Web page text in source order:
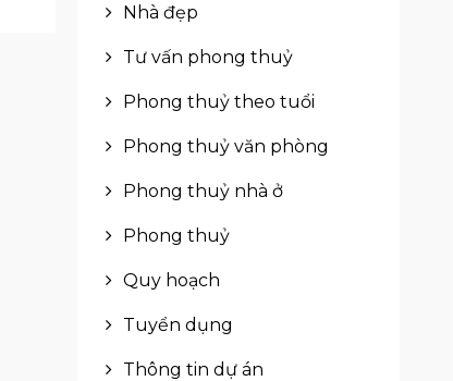
Nhà đẹp
Tư vấn phong thuỷ
Phong thuỷ theo tuổi
Phong thuỷ văn phòng
Phong thuỷ nhà ở
Phong thuỷ
Quy hoạch
Tuyển dụng
Thông tin dự án